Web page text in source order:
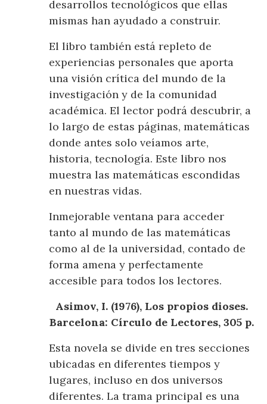
desarrollos tecnológicos que ellas
mismas han ayudado a construir.
El libro también está repleto de
experiencias personales que aporta
una visión crítica del mundo de la
investigación y de la comunidad
académica. El lector podrá descubrir, a
lo largo de estas páginas, matemáticas
donde antes solo veíamos arte,
historia, tecnología. Este libro nos
muestra las matemáticas escondidas
en nuestras vidas.
Inmejorable ventana para acceder
tanto al mundo de las matemáticas
como al de la universidad, contado de
forma amena y perfectamente
accesible para todos los lectores.
Asimov, I. (1976), Los propios dioses.
Barcelona: Círculo de Lectores, 305 p.
Esta novela se divide en tres secciones
ubicadas en diferentes tiempos y
lugares, incluso en dos universos
diferentes. La trama principal es una